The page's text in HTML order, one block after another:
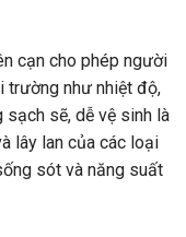
cạn cho phép người
trường như nhiệt độ,
sẽ, dễ vệ sinh là
lây lan của các loại
sót và năng suất